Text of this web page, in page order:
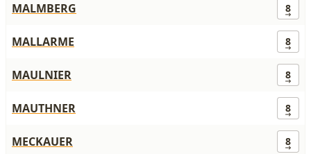
MALMBERG 8
MALLARME 8
MAULNIER 8
MAUTHNER 8
MECKAUER 8